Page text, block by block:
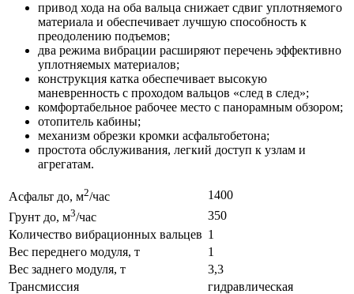
привод хода на оба вальца снижает сдвиг уплотняемого
материала и обеспечивает лучшую способность к
преодолению подъемов;
два режима вибрации расширяют перечень эффективно
уплотняемых материалов;
конструкция катка обеспечивает высокую
маневренность с проходом вальцов «след в след»;
комфортабельное рабочее место с панорамным обзором;
отопитель кабины;
механизм обрезки кромки асфальтобетона;
простота обслуживания, легкий доступ к узлам и
агрегатам.
Асфальт до, м2/час
1400
Грунт до, м3/час
350
Количество вибрационных вальцев 1
Вес переднего модуля, т
1
Вес заднего модуля, т
3,3
Трансмиссия
гидравлическая